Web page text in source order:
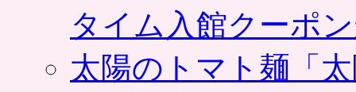
タイム入館クーポ
太陽のトマト麺「